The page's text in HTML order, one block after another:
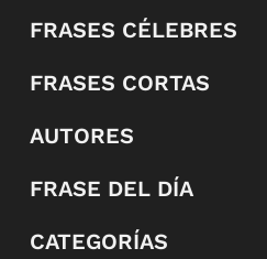
FRASES CÉLEBRES
FRASES CORTAS
AUTORES
FRASE DEL DÍA
CATEGORÍAS